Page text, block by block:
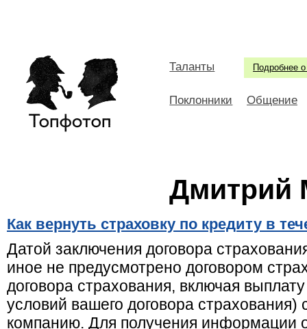
Подробнее о
Таланты
Поклонники Общение
Дмитрий
Как вернуть страховку по кредиту в
Датой заключения договора
иное не предусмотрено договором
договора страхования, включая
условий вашего договора страхования)
компанию. Для получения информации